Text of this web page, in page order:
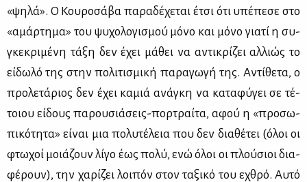
«ψη­λά». Ο Κου­ρο­σά­βα πα­ρα­δέ­χε­ται έτσι ότι υπέ­πε­σε στο
«αμάρ­τη­μα» του ψυ­χο­λο­γι­σμού μό­νο και μό­νο για­τί η συ­
γκε­κρι­μέ­νη τά­ξη δεν έχει μά­θει να αντι­κρί­ζει αλ­λιώς το
εί­δω­λό της στην πο­λι­τι­σμι­κή πα­ρα­γω­γή της. Αντί­θε­τα, ο
προ­λε­τά­ριος δεν έχει κα­μιά ανά­γκη να κα­τα­φύ­γει σε τέ­
τοιου εί­δους πα­ρου­σιά­σεις-πορ­τραί­τα, αφού η «προ­σω­
πι­κό­τη­τα» εί­ναι μια πο­λυ­τέ­λεια που δεν δια­θέ­τει (όλοι οι
φτω­χοί μοιά­ζουν λί­γο έως πο­λύ, ενώ όλοι οι πλού­σιοι δια­
φέ­ρουν), την χα­ρί­ζει λοι­πόν στον τα­ξι­κό του εχθρό. Αυ­τό